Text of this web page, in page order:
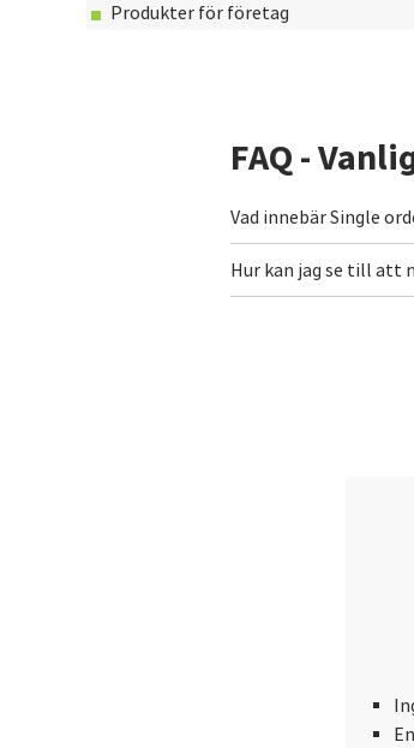
Produkter för företag
FAQ -
Vad innebär Single
Hur kan jag se till att